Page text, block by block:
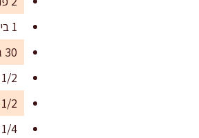
1 ביצה גדולה
30 גרם פירורי לחם
1/2 כפית כמון טחון
1/2 כפית פפריקה מתוקה
1/4 כפית אגוז מוסקט